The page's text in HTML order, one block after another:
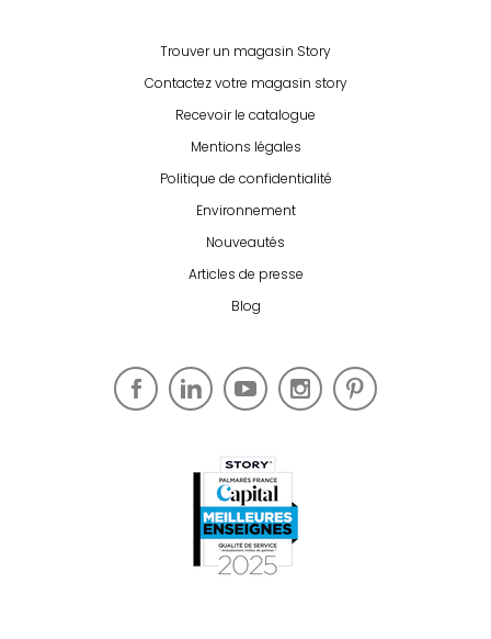
Trouver un magasin Story
Contactez votre magasin story
Recevoir le catalogue
Mentions légales
Politique de confidentialité
Environnement
Nouveautés
Articles de presse
Blog